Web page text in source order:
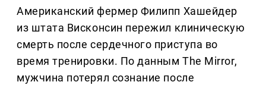
Американский фермер Филипп Хашейдер
из штата Висконсин пережил клиническую
смерть после сердечного приступа во
время тренировки. По данным The Mirror,
мужчина потерял сознание после